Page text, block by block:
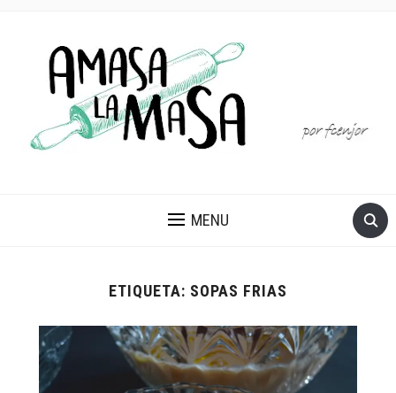
MENU
ETIQUETA: SOPAS FRIAS